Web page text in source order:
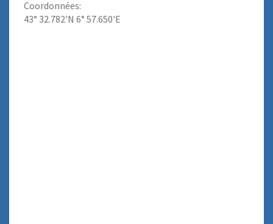
Coordonnées:
43° 32.782'N 6° 57.650'E